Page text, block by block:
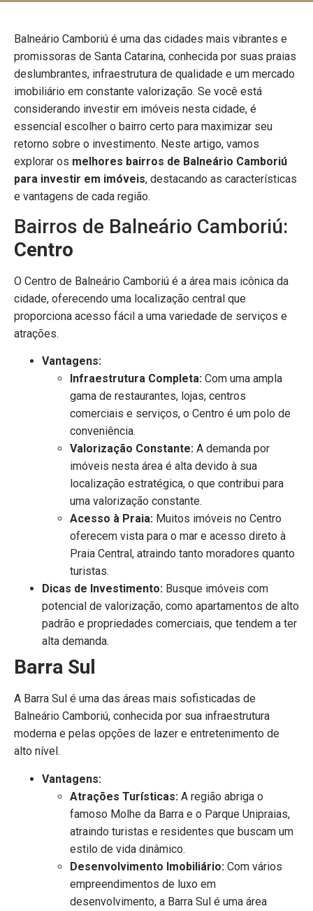
Balneário Camboriú é uma das cidades mais vibrantes e
promissoras de Santa Catarina, conhecida por suas praias
deslumbrantes, infraestrutura de qualidade e um mercado
imobiliário em constante valorização. Se você está
considerando investir em imóveis nesta cidade, é
essencial escolher o bairro certo para maximizar seu
retorno sobre o investimento. Neste artigo, vamos
explorar os melhores bairros de Balneário Camboriú
para investir em imóveis, destacando as características
e vantagens de cada região.
Bairros de Balneário Camboriú:
Centro
O Centro de Balneário Camboriú é a área mais icônica da
cidade, oferecendo uma localização central que
proporciona acesso fácil a uma variedade de serviços e
atrações.
Vantagens:
Infraestrutura Completa: Com uma ampla
gama de restaurantes, lojas, centros
comerciais e serviços, o Centro é um polo de
conveniência.
Valorização Constante: A demanda por
imóveis nesta área é alta devido à sua
localização estratégica, o que contribui para
uma valorização constante.
Acesso à Praia: Muitos imóveis no Centro
oferecem vista para o mar e acesso direto à
Praia Central, atraindo tanto moradores quanto
turistas.
Dicas de Investimento: Busque imóveis com
potencial de valorização, como apartamentos de alto
padrão e propriedades comerciais, que tendem a ter
alta demanda.
Barra Sul
A Barra Sul é uma das áreas mais sofisticadas de
Balneário Camboriú, conhecida por sua infraestrutura
moderna e pelas opções de lazer e entretenimento de
alto nível.
Vantagens:
Atrações Turísticas: A região abriga o
famoso Molhe da Barra e o Parque Unipraias,
atraindo turistas e residentes que buscam um
estilo de vida dinâmico.
Desenvolvimento Imobiliário: Com vários
empreendimentos de luxo em
desenvolvimento, a Barra Sul é uma área